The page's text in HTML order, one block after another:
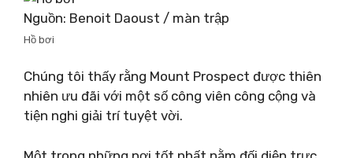
Nguồn: Benoit Daoust / màn trập
Hồ bơi
Chúng tôi thấy rằng Mount Prospect được thiên
nhiên ưu đãi với một số công viên công cộng và
tiện nghi giải trí tuyệt vời.